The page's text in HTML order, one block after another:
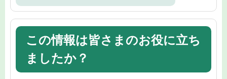
この情報は皆さまのお役に立ち
ましたか？